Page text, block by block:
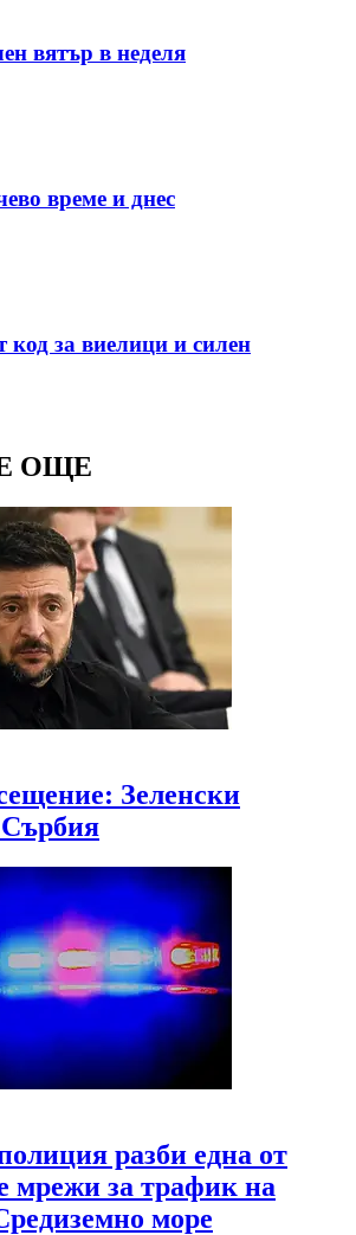
вятър в неделя
време и днес
за виелици и силен
ОЩЕ
Зеленски
разби една от
мрежи за трафик на
море